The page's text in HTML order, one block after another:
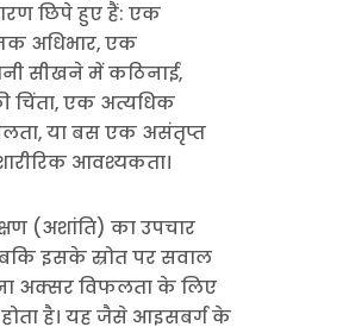
छिपे हुए हैं: एक
अधिभार, एक
सीखने में कठिनाई,
चिंता, एक अत्यधिक
या बस एक असंतृप्त
आवश्यकता।
(अशांति) का उपचार
इसके स्रोत पर सवाल
अक्सर विफलता के लिए
है। यह जैसे आइसबर्ग के